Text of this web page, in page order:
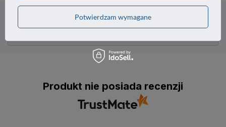
Potrzebujesz pomocy? Masz pytania?
Zadaj pytanie a my odpowiemy niezwłocznie,
najciekawsze pytania i odpowiedzi publikując
Zadaj pytanie
Produkt nie posiada recenzji
Potwierdzam wymagane